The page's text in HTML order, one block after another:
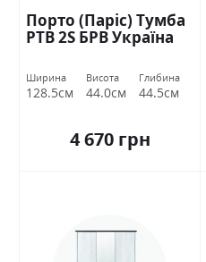
Порто (Паріс) Тумба
РТВ 2S БРВ Україна
Ширина
128.5см
Висота
44.0см
Глибина
44.5см
4 670 грн